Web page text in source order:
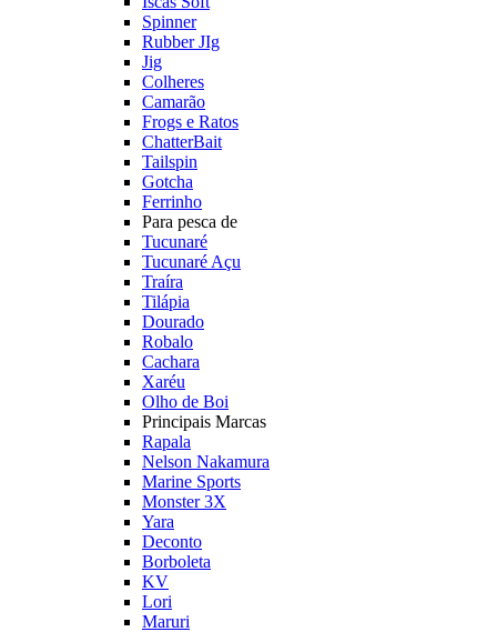
Spinner
Rubber JIg
Jig
Colheres
Camarão
Frogs e Ratos
ChatterBait
Tailspin
Gotcha
Ferrinho
Para pesca de
Tucunaré
Tucunaré Açu
Traíra
Tilápia
Dourado
Robalo
Cachara
Xaréu
Olho de Boi
Principais Marcas
Rapala
Nelson Nakamura
Marine Sports
Monster 3X
Yara
Deconto
Borboleta
KV
Lori
Maruri